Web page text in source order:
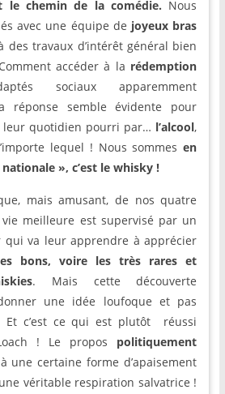
le chemin de la comédie. Nous
avec une équipe de joyeux bras
des travaux d’intérêt général bien
accéder à la rédemption
sociaux apparemment
réponse semble évidente pour
leur quotidien pourri par… l’alcool,
lequel ! Nous sommesen
», c’est le whisky !
mais amusant, de nos quatre
meilleure est supervisé par un
qui va leur apprendre à apprécier
bons, voire les très rares et
. Mais cette découverte
une idée loufoque et pas
Et c’est ce qui est plutôt réussi
! Le propos politiquement
une certaine forme d’apaisement
véritable respiration salvatrice !